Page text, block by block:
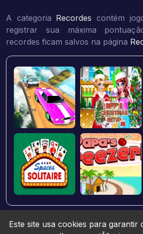
A categoria Recordes contém
registrar sua máxima
recordes ficam salvos na página
Este site usa cookies para garantir